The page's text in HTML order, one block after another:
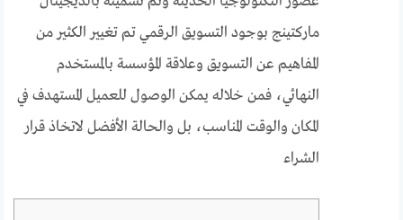
ماركتينج بوجود التسويق الرقمي تم تغيير الكثير من
المفاهيم عن التسويق وعلاقة المؤسسة بالمستخدم
النهائي، فمن خلاله يمكن الوصول للعميل المستهدف في
المكان والوقت المناسب، بل والحالة الأفضل لاتخاذ قرار
الشراء